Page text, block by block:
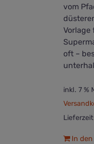
vom
Vorlage
oft –
inkl. 7 %
In den